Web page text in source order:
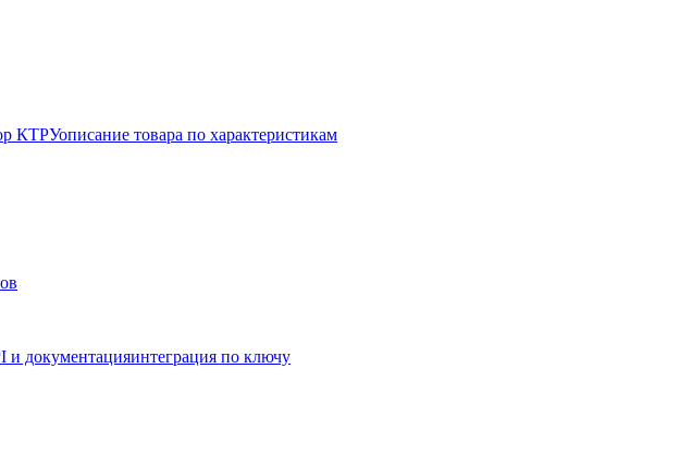
КТРУописание товара по характеристикам
и документацияинтеграция по ключу